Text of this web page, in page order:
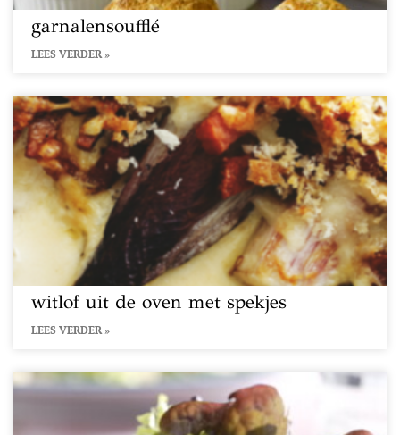
garnalensoufflé
LEES VERDER »
witlof uit de oven met spekjes
LEES VERDER »